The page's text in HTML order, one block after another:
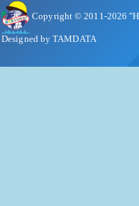
Copyright © 2011-2026
Designed by TAMDATA